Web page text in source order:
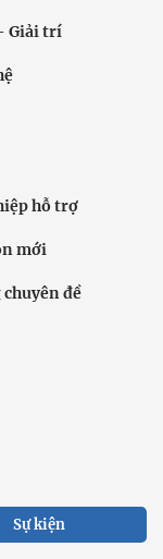
Giải trí
hỗ trợ
mới
đề
Sự kiện